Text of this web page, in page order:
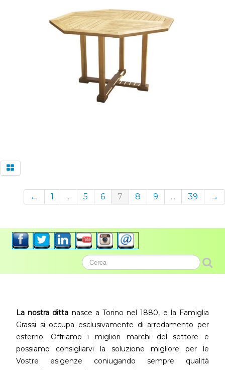
← 1 ... 5 6 7 8 9 ... 39 →
La nostra ditta nasce a Torino nel 1880, e la Famiglia
Grassi si occupa esclusivamente di arredamento per
esterno. Offriamo i migliori marchi del settore e
possiamo consigliarvi la soluzione migliore per le
Vostre esigenze coniugando sempre qualità